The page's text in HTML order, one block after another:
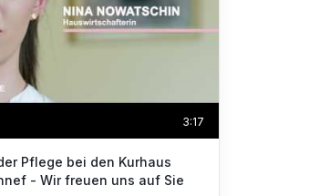
3:17
Pflege bei den Kurhaus
- Wir freuen uns auf Sie